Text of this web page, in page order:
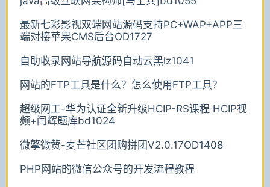
最新七彩影视双端网站源码支持PC+WAP+APP三
端对接苹果CMS后台OD1727
自助收录网站导航源码自动云黑lz1041
网站的FTP工具是什么？怎么使用FTP工具？
超级网工-华为认证全新升级HCIP-RS课程 HCIP视
频+闫辉题库bd1024
微擎微赞-麦芒社区团购拼团V2.0.17OD1408
PHP网站的微信公众号的开发流程教程